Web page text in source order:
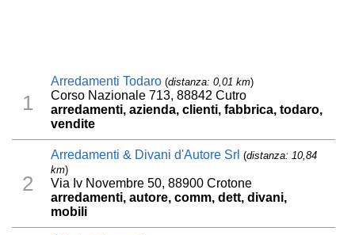
1
Arredamenti Todaro (distanza: 0,01 km)
Corso Nazionale 713, 88842 Cutro
arredamenti, azienda, clienti, fabbrica, todaro,
vendite
2
Arredamenti & Divani d'Autore Srl (distanza: 10,84
km)
Via Iv Novembre 50, 88900 Crotone
arredamenti, autore, comm, dett, divani,
mobili